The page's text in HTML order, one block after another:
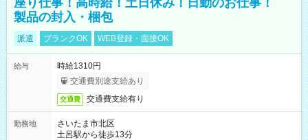
座り仕事！高時給！土日休み！日勤のお仕事！
製品の封入・梱包
派遣 ブランクOK WEB登録・面接OK
給与
時給1310円
交通費別途支給あり
交通費 交通費支給有り
勤務地
さいたま市北区
土呂駅から徒歩13分